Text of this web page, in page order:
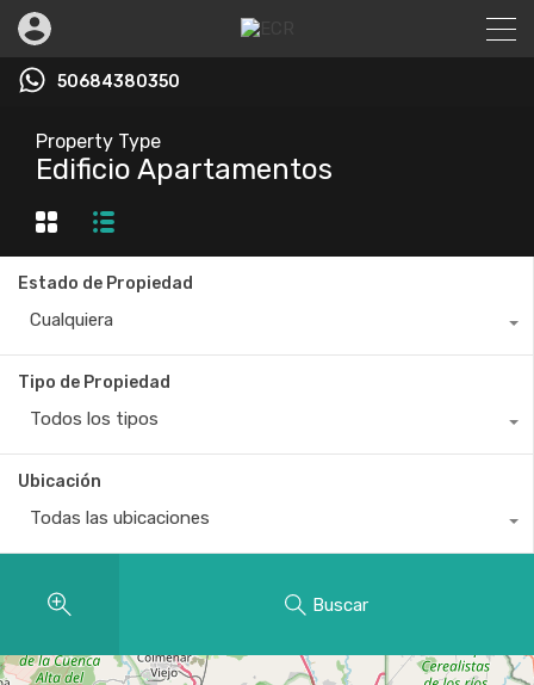
50684380350
Property Type
Edificio Apartamentos
Estado de Propiedad
Cualquiera
Tipo de Propiedad
Todos los tipos
Ubicación
Todas las ubicaciones
Buscar